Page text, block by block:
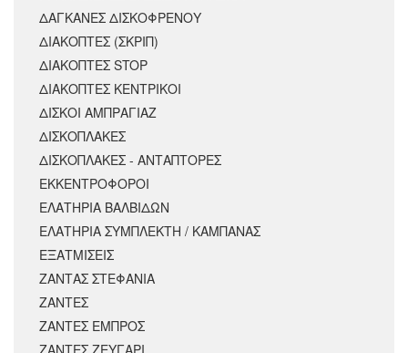
ΔΑΓΚΑΝΕΣ ΔΙΣΚΟΦΡΕΝΟΥ
ΔΙΑΚΟΠΤΕΣ (ΣΚΡΙΠ)
ΔΙΑΚΟΠΤΕΣ STOP
ΔΙΑΚΟΠΤΕΣ ΚΕΝΤΡΙΚΟΙ
ΔΙΣΚΟΙ ΑΜΠΡΑΓΙΑΖ
ΔΙΣΚΟΠΛΑΚΕΣ
ΔΙΣΚΟΠΛΑΚΕΣ - ΑΝΤΑΠΤΟΡΕΣ
ΕΚΚΕΝΤΡΟΦΟΡΟΙ
ΕΛΑΤΗΡΙΑ ΒΑΛΒΙΔΩΝ
ΕΛΑΤΗΡΙΑ ΣΥΜΠΛΕΚΤΗ / ΚΑΜΠΑΝΑΣ
ΕΞΑΤΜΙΣΕΙΣ
ΖΑΝΤΑΣ ΣΤΕΦΑΝΙΑ
ΖΑΝΤΕΣ
ΖΑΝΤΕΣ ΕΜΠΡΟΣ
ΖΑΝΤΕΣ ΖΕΥΓΑΡΙ